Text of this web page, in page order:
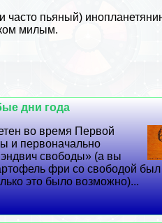
часто пьяный)
милым.
дни года
во время Первой
и первоначально
свободы» (а вы
фри со свободой был
это было возможно)...